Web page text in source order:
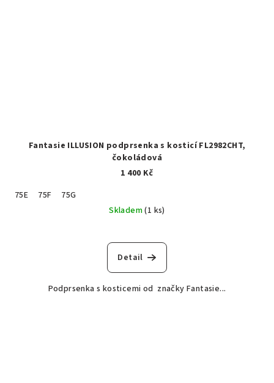
Fantasie ILLUSION podprsenka s kosticí FL2982CHT,
čokoládová
1 400 Kč
75E
75F
75G
Skladem(1 ks)
Detail
Podprsenka s kosticemi od značky Fantasie...